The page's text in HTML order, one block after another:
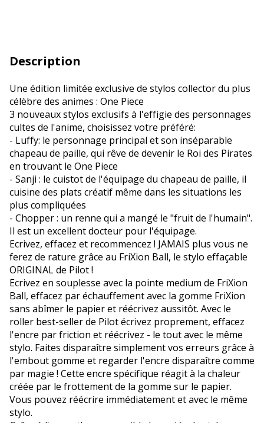
Description
Une édition limitée exclusive de stylos collector du plus
célèbre des animes : One Piece
3 nouveaux stylos exclusifs à l'effigie des personnages
cultes de l'anime, choisissez votre préféré:
- Luffy: le personnage principal et son inséparable
chapeau de paille, qui rêve de devenir le Roi des Pirates
en trouvant le One Piece
- Sanji : le cuistot de l'équipage du chapeau de paille, il
cuisine des plats créatif même dans les situations les
plus compliquées
- Chopper : un renne qui a mangé le "fruit de l'humain".
Il est un excellent docteur pour l'équipage.
Ecrivez, effacez et recommencez ! JAMAIS plus vous ne
ferez de rature grâce au FriXion Ball, le stylo effaçable
ORIGINAL de Pilot !
Ecrivez en souplesse avec la pointe medium de FriXion
Ball, effacez par échauffement avec la gomme FriXion
sans abîmer le papier et réécrivez aussitôt. Avec le
roller best-seller de Pilot écrivez proprement, effacez
l'encre par friction et réécrivez - le tout avec le même
stylo. Faites disparaître simplement vos erreurs grâce à
l'embout gomme et regarder l'encre disparaître comme
par magie ! Cette encre spécifique réagit à la chaleur
créée par le frottement de la gomme sur le papier.
Vous pouvez réécrire immédiatement et avec le même
stylo.